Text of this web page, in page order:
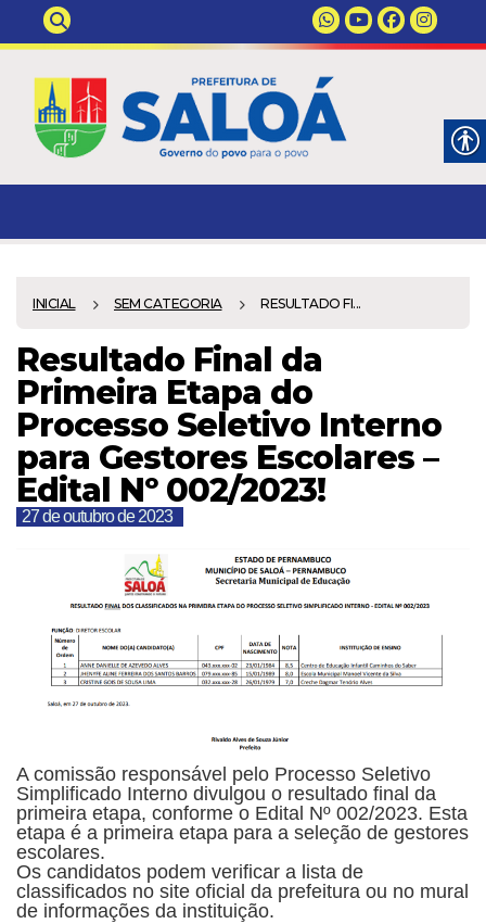
INICIAL SEM CATEGORIA RESULTADO FI...
Resultado Final da
Primeira Etapa do
Processo Seletivo Interno
para Gestores Escolares –
Edital Nº 002/2023!
27 de outubro de 2023
A comissão responsável pelo Processo Seletivo
Simplificado Interno divulgou o resultado final da
primeira etapa, conforme o Edital Nº 002/2023. Esta
etapa é a primeira etapa para a seleção de gestores
escolares.
Os candidatos podem verificar a lista de
classificados no site oficial da prefeitura ou no mural
de informações da instituição.